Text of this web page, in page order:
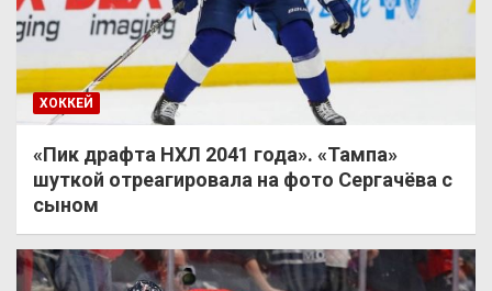
ХОККЕЙ
«Пик драфта НХЛ 2041 года». «Тампа»
шуткой отреагировала на фото Сергачёва с
сыном